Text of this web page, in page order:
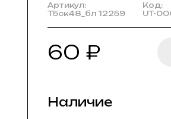
Артикул:
Т5ск48_бл 12259
Код:
UT-
60 ₽
Наличие